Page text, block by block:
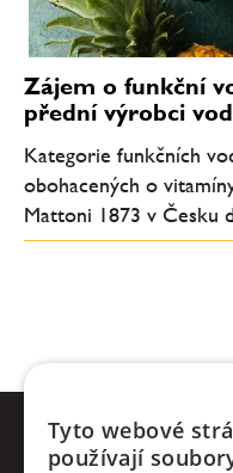
Zájem o funkční
přední výrobci
Kategorie funkčních
obohacených o
Mattoni 1873 v Česku
Tyto webové
používají